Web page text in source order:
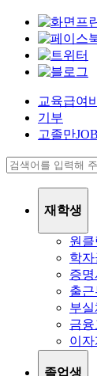
교육급여
기부
고졸만JOB
재학생
원클
학
증
출
부
금
이자
졸업생